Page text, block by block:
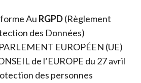
Au RGPD(Règlement
des Données)
EUROPÉEN (UE)
de l’EUROPE du 27 avril
des personnes